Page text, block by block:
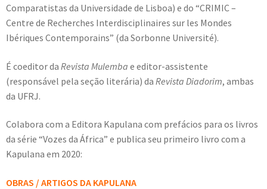
Comparatistas da Universidade de Lisboa) e do “CRIMIC –
Centre de Recherches Interdisciplinaires sur les Mondes
Ibériques Contemporains” (da Sorbonne Université).
É coeditor da Revista Mulemba e editor-assistente
(responsável pela seção literária) da Revista Diadorim, ambas
da UFRJ.
Colabora com a Editora Kapulana com prefácios para os livros
da série “Vozes da África” e publica seu primeiro livro com a
Kapulana em 2020:
OBRAS / ARTIGOS DA KAPULANA